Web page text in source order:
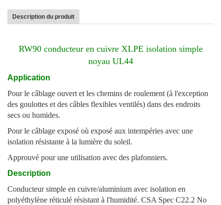
Description du produit
RW90 conducteur en cuivre XLPE isolation simple
noyau UL44
Application
Pour le câblage ouvert et les chemins de roulement (à l'exception
des goulottes et des câbles flexibles ventilés) dans des endroits
secs ou humides.
Pour le câblage exposé où exposé aux intempéries avec une
isolation résistante à la lumière du soleil.
Approuvé pour une utilisation avec des plafonniers.
Description
Conducteur simple en cuivre/aluminium avec isolation en
polyéthylène réticulé résistant à l'humidité. CSA Spec C22.2 No